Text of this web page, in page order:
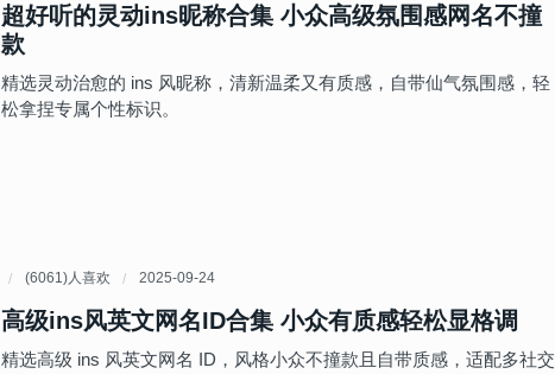
超好听的灵动ins昵称合集 小众高级氛围感网名不撞
款
精选灵动治愈的 ins 风昵称，清新温柔又有质感，自带仙气氛围感，轻
松拿捏专属个性标识。
(6061)人喜欢 2025-09-24
高级ins风英文网名ID合集 小众有质感轻松显格调
精选高级 ins 风英文网名 ID，风格小众不撞款且自带质感，适配多社交